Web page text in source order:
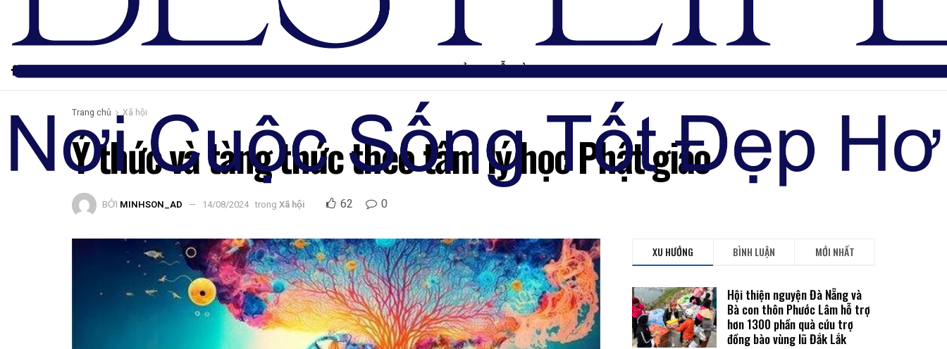
TRANG CHỦ DIỄN ĐÀN Đăng nhập
Trang chủ Xã hội
Ý thức và tàng thức theo tâm lý học Phật giáo
BỞI MINHSON_AD 14/08/2024 trong Xã hội 62 0
XU HƯỚNG BÌNH LUẬN MỚI NHẤT
Hội thiện nguyện Đà Nẵng và
Bà con thôn Phước Lâm hỗ trợ
hơn 1300 phần quà cứu trợ
đồng bào vùng lũ Đắk Lắk